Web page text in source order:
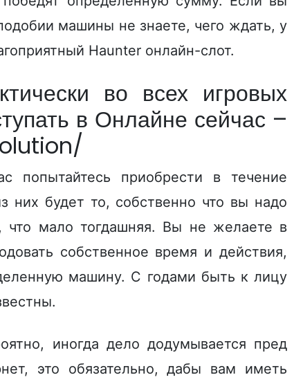
машины не знаете, чего ждать, у
Haunter онлайн-слот.
во всех игровых
в Онлайне сейчас –
попытайтесь приобрести в течение
них будет то, собственно что вы надо
что мало тогдашняя. Вы не желаете в
собственное время и действия,
машину. С годами быть к лицу
иногда дело додумывается пред
это обязательно, дабы вам иметь